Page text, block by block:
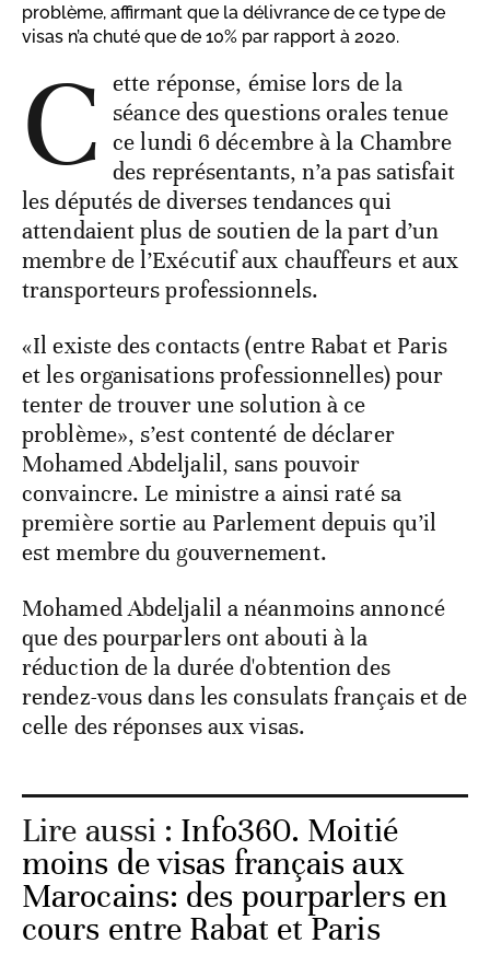
problème, affirmant que la délivrance de ce type de
visas n’a chuté que de 10% par rapport à 2020.
C ette réponse, émise lors de la
séance des questions orales tenue
ce lundi 6 décembre à la Chambre
des représentants, n’a pas satisfait
les députés de diverses tendances qui
attendaient plus de soutien de la part d’un
membre de l’Exécutif aux chauffeurs et aux
transporteurs professionnels.
«Il existe des contacts (entre Rabat et Paris
et les organisations professionnelles) pour
tenter de trouver une solution à ce
problème», s’est contenté de déclarer
Mohamed Abdeljalil, sans pouvoir
convaincre. Le ministre a ainsi raté sa
première sortie au Parlement depuis qu’il
est membre du gouvernement.
Mohamed Abdeljalil a néanmoins annoncé
que des pourparlers ont abouti à la
réduction de la durée d'obtention des
rendez-vous dans les consulats français et de
celle des réponses aux visas.
Lire aussi : Info360. Moitié
moins de visas français aux
Marocains: des pourparlers en
cours entre Rabat et Paris